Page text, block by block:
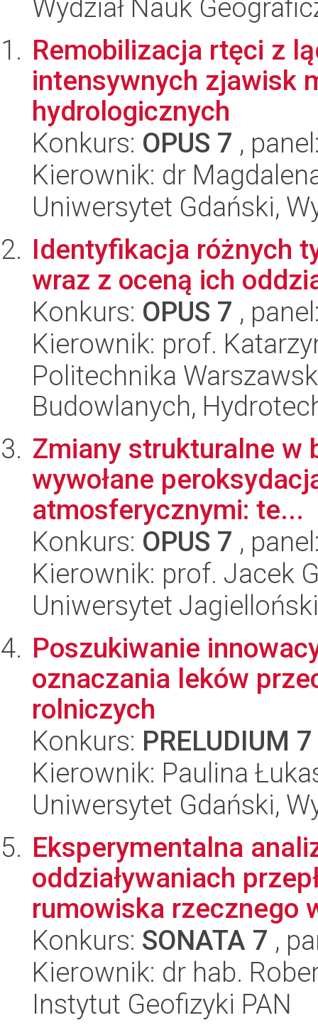
Wydział Nauk
Remobilizacja rtęci z
intensywnych zjawisk
hydrologicznych
Konkurs: OPUS 7 ,
Kierownik: dr
Uniwersytet Gdański,
Identyfikacja różnych
wraz z oceną ich
Konkurs: OPUS 7 ,
Kierownik: prof.
Politechnika
Budowlanych,
Zmiany strukturalne w
wywołane
atmosferycznymi: te...
Konkurs: OPUS 7 ,
Kierownik: prof. Jacek
Uniwersytet
Poszukiwanie
oznaczania leków
rolniczych
Konkurs: PRELUDIUM 7
Kierownik: Paulina
Uniwersytet Gdański,
Eksperymentalna
oddziaływaniach
rumowiska rzecznego
Konkurs: SONATA 7 ,
Kierownik: dr hab.
Instytut Geofizyki PAN